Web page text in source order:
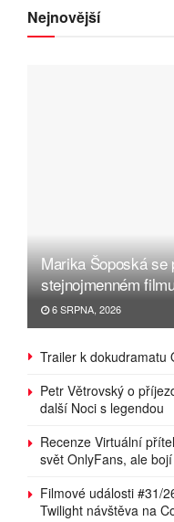
Nejnovější
Marika Šoposká se
stejnojmenném filmu
6 SRPNA, 2026
Trailer k dokudramatu
Petr Větrovský o
další Noci s legendou
Recenze Virtuální
svět OnlyFans, ale
Filmové události #31/
Twilight návštěva na